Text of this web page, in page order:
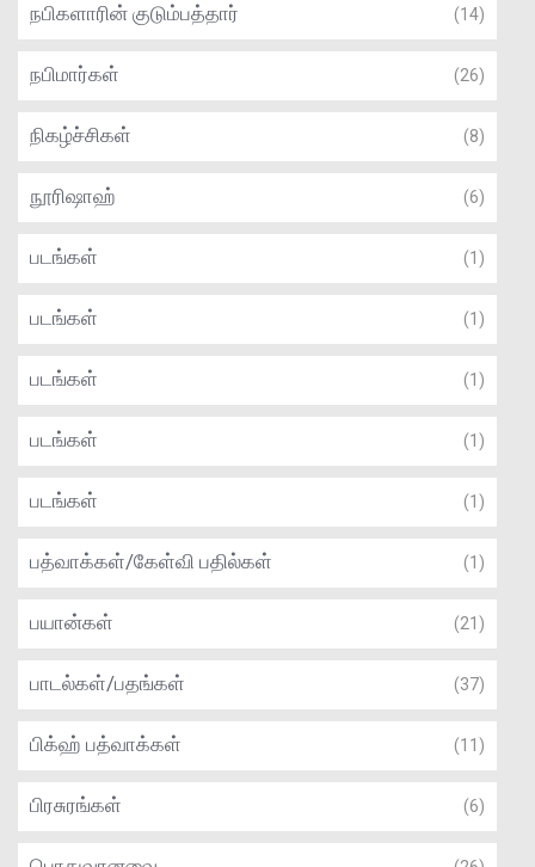
நபிகளாரின் குடும்பத்தார் (14)
நபிமார்கள் (26)
நிகழ்ச்சிகள் (8)
நூரிஷாஹ் (6)
படங்கள் (1)
படங்கள் (1)
படங்கள் (1)
படங்கள் (1)
படங்கள் (1)
பத்வாக்கள்/கேள்வி பதில்கள் (1)
பயான்கள் (21)
பாடல்கள்/பதங்கள் (37)
பிக்ஹ் பத்வாக்கள் (11)
பிரசுரங்கள் (6)